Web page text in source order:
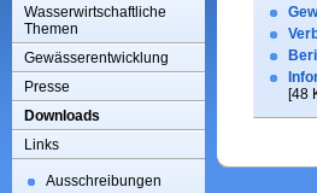
Wasserwirtschaftliche
Themen
Gewässerentwicklung
Presse
Downloads
Links
Ausschreibungen
[48